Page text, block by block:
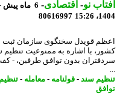
نو- اقتصادی-
80616997
قویدل سخنگوی سازمان ثبت
با اشاره به ممنوعیت تنظیم سند
بدون توافق طرفین، - کفت:
سند -قولنامه-معامله-تنظیم-